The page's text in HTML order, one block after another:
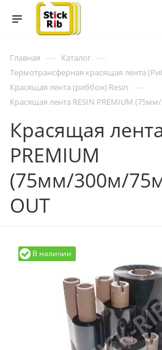
Главная — Каталог —
Термотрансферная красящая лента
Красящая лента (риббон) Resin —
Красящая лента RESIN PREMIUM
Красящая
PREMIUM
(75мм/300м/
OUT
В наличии